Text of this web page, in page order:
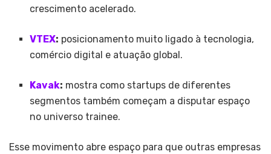
crescimento acelerado.
VTEX: posicionamento muito ligado à tecnologia,
comércio digital e atuação global.
Kavak: mostra como startups de diferentes
segmentos também começam a disputar espaço
no universo trainee.
Esse movimento abre espaço para que outras empresas